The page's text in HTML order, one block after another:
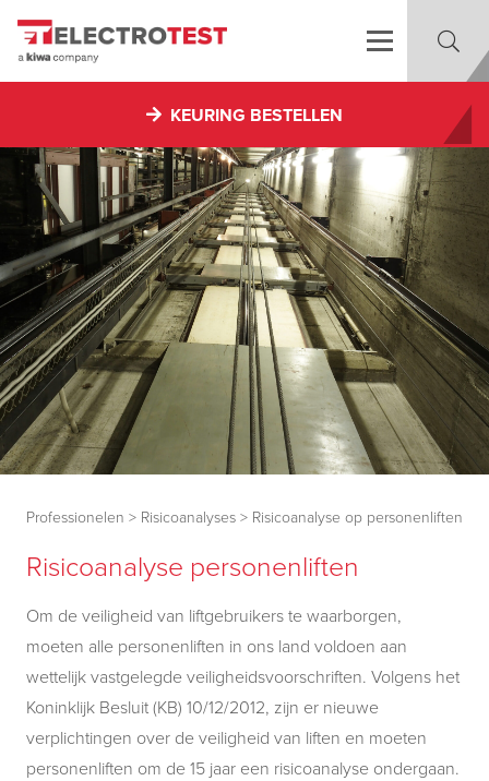
KEURING BESTELLEN
Professionelen > Risicoanalyses > Risicoanalyse op personenliften
Risicoanalyse personenliften
Om de veiligheid van liftgebruikers te waarborgen,
moeten alle personenliften in ons land voldoen aan
wettelijk vastgelegde veiligheidsvoorschriften. Volgens het
Koninklijk Besluit (KB) 10/12/2012, zijn er nieuwe
verplichtingen over de veiligheid van liften en moeten
personenliften om de 15 jaar een risicoanalyse ondergaan.